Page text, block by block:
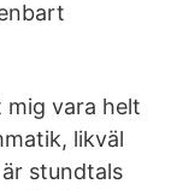
mig vara helt
likväl
stundtals